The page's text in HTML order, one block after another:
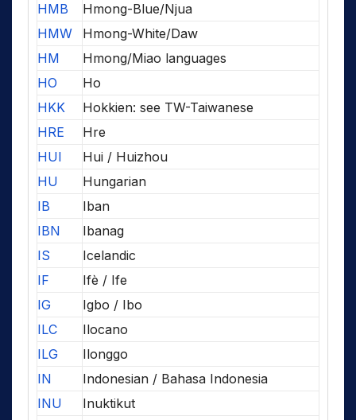
HMB
Hmong-Blue/Njua
HMW
Hmong-White/Daw
HM
Hmong/Miao languages
HO
Ho
HKK
Hokkien: see TW-Taiwanese
HRE
Hre
HUI
Hui / Huizhou
HU
Hungarian
IB
Iban
IBN
Ibanag
IS
Icelandic
IF
Ifè / Ife
IG
Igbo / Ibo
ILC
Ilocano
ILG
Ilonggo
IN
Indonesian / Bahasa Indonesia
INU
Inuktikut